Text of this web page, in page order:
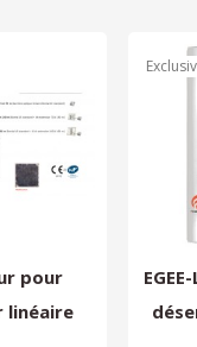
pour
linéaire